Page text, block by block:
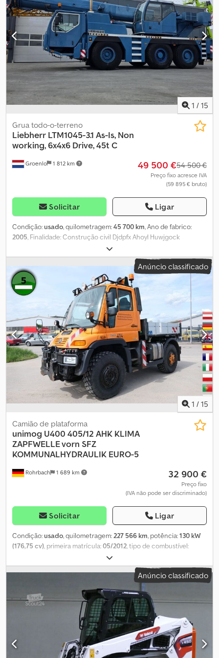
1 / 15
Groenlo 1 812 km
Grua todo-o-terreno
Liebherr LTM1045-3.1 As-Is, Non
working, 6x4x6 Drive, 45t C
49 500 €54 500 €
Preço fixo acresce IVA
(59 895 € bruto)
Solicitar Ligar
Condição:usado, quilometragem:45 700 km, Ano de fabrico:
2005 , Finalidade: Construção civil Djdpfx Ahoyl Huwjgock
Acionamento: Rodas Peso vazio: 36.000 kg Capacidade de
elevação: 45.000 kg Dimensões do compartimento de carga: 1150
x 270 x 390 cm Número de série: 53517 Estado dos pneus
dianteiros: 70 Estado dos pneus traseiros: 70 Entre em contato
com o PFEIFER GROUP para mais informações.
Anúncio classificado
1 / 15
Rohrbach 1 689 km
Camião de plataforma
unimog U400 405/12 AHK KLIMA
ZAPFWELLE vorn SFZ
KOMMUNALHYDRAULIK EURO-5
32 900 €
Preço fixo
(IVA não pode ser discriminado)
Solicitar Ligar
Condição:usado, quilometragem:227 566 km, potência:130 kW
(176,75 cv), primeira matrícula:05/2012, tipo de combustível:
, peso máximo de carga:
peso total:12 500 kg, configuração de eixo:4x4, distância entre
, cabina do condutor:outro,
, classe de emissão:
outro, número de lugares:2 , comprimento total:
comprimento do espaço de carga:2 650 mm, largura do espaço
, altura do espaço de carga: 4 000 mm, Ano
, horas de funcionamento:16 641 h, altura de
construção:
3 360 mm, Equipamento:acoplamento de reboque,
ar condicionado, computador de bordo, hidráulica, tração
Anúncio classificado